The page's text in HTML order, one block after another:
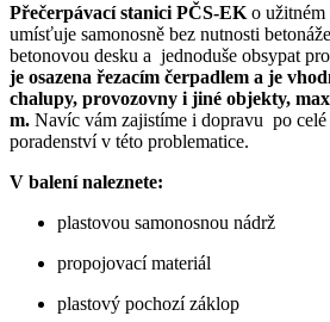
Přečerpávací stanici PČS-EK o užitném
umísťuje samonosně bez nutnosti
betonovou desku a jednoduše obsypat
je osazena řezacím čerpadlem a je
chalupy, provozovny i jiné objekty,
m. Navíc vám zajistíme i dopravu po
poradenství v této problematice.
V balení naleznete:
plastovou samonosnou nádrž
propojovací materiál
plastový pochozí záklop